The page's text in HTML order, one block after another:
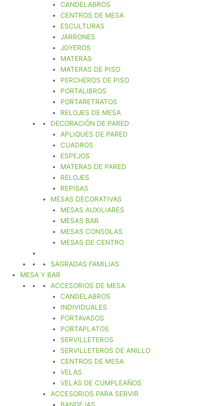
CANDELABROS
CENTROS DE MESA
ESCULTURAS
JARRONES
JOYEROS
MATERAS
MATERAS DE PISO
PERCHEROS DE PISO
PORTALIBROS
PORTARETRATOS
RELOJES DE MESA
DECORACIÓN DE PARED
APLIQUES DE PARED
CUADROS
ESPEJOS
MATERAS DE PARED
RELOJES
REPISAS
MESAS DECORATIVAS
MESAS AUXILIARES
MESAS BAR
MESAS CONSOLAS
MESAS DE CENTRO
SAGRADAS FAMILIAS
MESA Y BAR
ACCESORIOS DE MESA
CANDELABROS
INDIVIDUALES
PORTAVASOS
PORTAPLATOS
SERVILLETEROS
SERVILLETEROS DE ANILLO
CENTROS DE MESA
VELAS
VELAS DE CUMPLEAÑOS
ACCESORIOS PARA SERVIR